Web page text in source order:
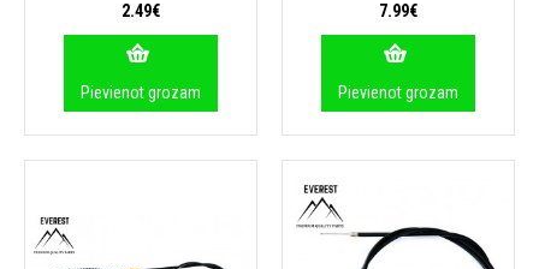
2.49€
Pievienot grozam
7.99€
Pievienot grozam